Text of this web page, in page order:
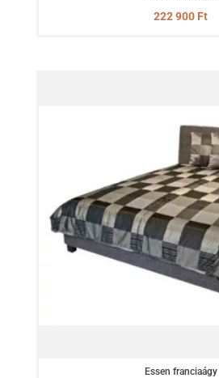
222 900 Ft
Essen franciaágy